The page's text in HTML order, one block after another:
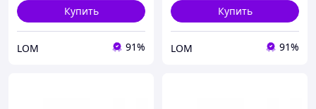
Купить
LOM 91%
Купить
LOM 91%